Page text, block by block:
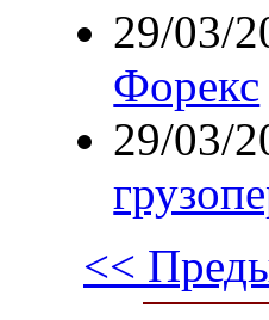
29/03/
Форекс
29/03/
<<